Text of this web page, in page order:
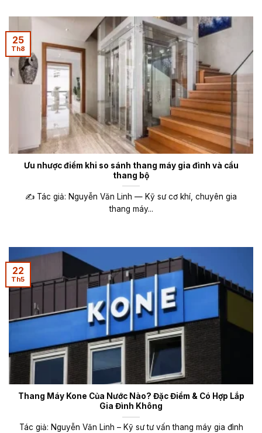
Ưu nhược điểm khi so sánh thang máy gia đình và cầu
thang bộ
✍️ Tác giả: Nguyễn Văn Linh — Kỹ sư cơ khí, chuyên gia
thang máy...
25
Th8
Thang Máy Kone Của Nước Nào? Đặc Điểm & Có Hợp Lắp
Gia Đình Không
Tác giả: Nguyễn Văn Linh – Kỹ sư tư vấn thang máy gia đình
22
Th5